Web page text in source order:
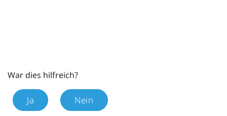
War dies hilfreich?
Ja Nein